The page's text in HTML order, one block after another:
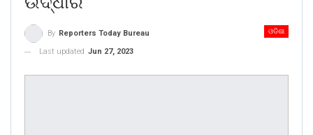
ଓଡିଶା
By Reporters Today Bureau
Last updated Jun 27, 2023